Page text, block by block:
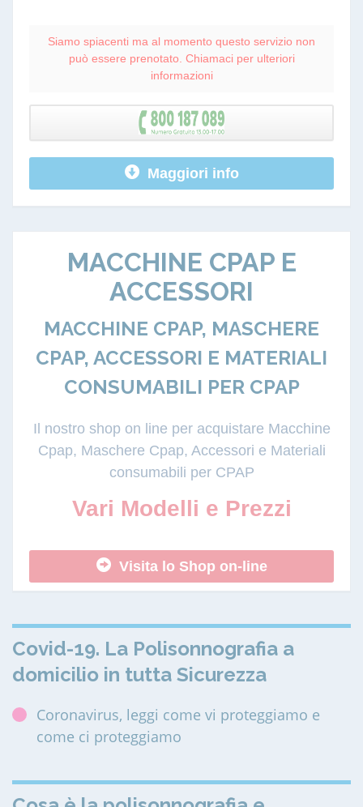
Siamo spiacenti ma al momento questo servizio non
può essere prenotato. Chiamaci per ulteriori
informazioni
Maggiori info
MACCHINE CPAP E
ACCESSORI
MACCHINE CPAP, MASCHERE
CPAP, ACCESSORI E MATERIALI
CONSUMABILI PER CPAP
Il nostro shop on line per acquistare Macchine
Cpap, Maschere Cpap, Accessori e Materiali
consumabili per CPAP
Vari Modelli e Prezzi
Visita lo Shop on-line
Covid-19. La Polisonnografia a
domicilio in tutta Sicurezza
Coronavirus, leggi come vi proteggiamo e
come ci proteggiamo